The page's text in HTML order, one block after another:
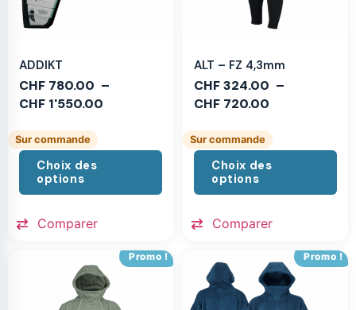
ADDIKT
CHF 780.00 –
CHF 1'550.00
Sur commande
Choix des
options
Comparer
ALT – FZ 4,3mm
CHF324.00 –
CHF 720.00
Sur commande
Choix des
options
Comparer
Promo ! Promo !